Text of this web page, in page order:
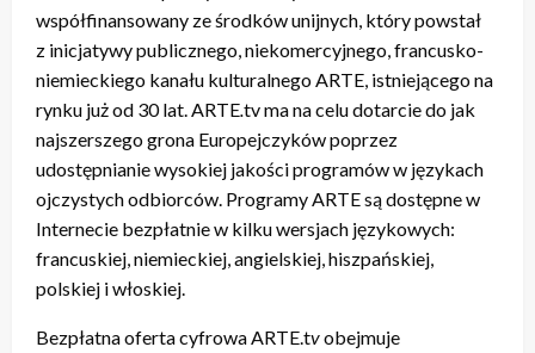
współfinansowany ze środków unijnych, który powstał
z inicjatywy publicznego, niekomercyjnego, francusko-
niemieckiego kanału kulturalnego ARTE, istniejącego na
rynku już od 30 lat. ARTE.tv ma na celu dotarcie do jak
najszerszego grona Europejczyków poprzez
udostępnianie wysokiej jakości programów w językach
ojczystych odbiorców. Programy ARTE są dostępne w
Internecie bezpłatnie w kilku wersjach językowych:
francuskiej, niemieckiej, angielskiej, hiszpańskiej,
polskiej i włoskiej.
Bezpłatna oferta cyfrowa ARTE.tvobejmuje